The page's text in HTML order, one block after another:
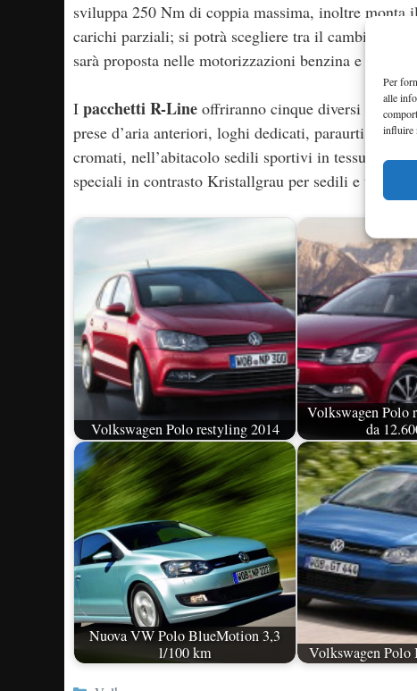
Per
alle
influire
sviluppa 250 Nm di coppia massima, inoltre
carichi parziali; si potrà scegliere tra il cambio
sarà proposta nelle motorizzazioni benzina e diesel
I pacchetti R-Line offriranno cinque diversi tipi di
prese d’aria anteriori, loghi dedicati, paraurti
cromati, nell’abitacolo sedili sportivi in tessuto o
speciali in contrasto Kristallgrau per sedili e
Volkswagen Polo restyling 2014
Volkswagen Polo
da
Nuova VW Polo BlueMotion 3,3
l/100 km
Volkswagen